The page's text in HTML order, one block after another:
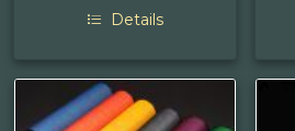
Details